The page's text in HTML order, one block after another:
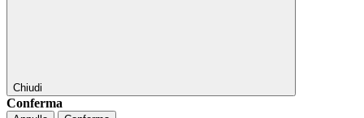
Chiudi
Conferma